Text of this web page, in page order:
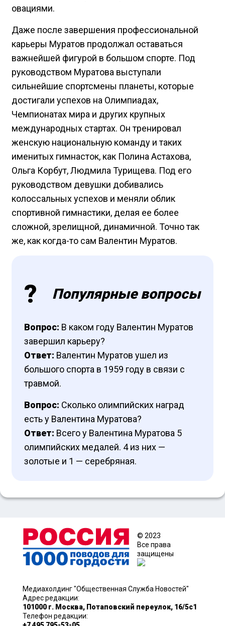
овациями.
Даже после завершения профессиональной
карьеры Муратов продолжал оставаться
важнейшей фигурой в большом спорте. Под
руководством Муратова выступали
сильнейшие спортсмены планеты, которые
достигали успехов на Олимпиадах,
Чемпионатах мира и других крупных
международных стартах. Он тренировал
женскую национальную команду и таких
именитых гимнасток, как Полина Астахова,
Ольга Корбут, Людмила Турищева. Под его
руководством девушки добивались
колоссальных успехов и меняли облик
спортивной гимнастики, делая ее более
сложной, зрелищной, динамичной. Точно так
же, как когда-то сам Валентин Муратов.
Популярные вопросы
Вопрос: В каком году Валентин Муратов
завершил карьеру?
Ответ: Валентин Муратов ушел из
большого спорта в 1959 году в связи с
травмой.
Вопрос: Сколько олимпийских наград
есть у Валентина Муратова?
Ответ: Всего у Валентина Муратова 5
олимпийских медалей. 4 из них —
золотые и 1 — серебряная.
© 2023
Все права
защищены
Медиахолдинг "Общественная Служба Новостей"
Адрес редакции:
101000 г. Москва, Потаповский переулок, 16/5с1
Телефон редакции: